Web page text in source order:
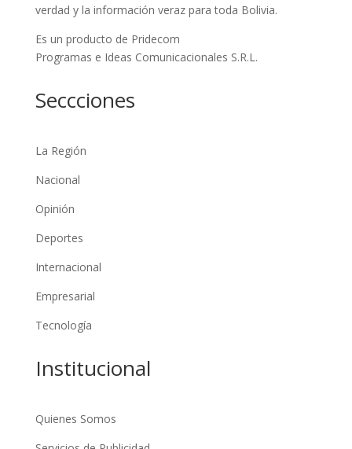
verdad y la información veraz para toda Bolivia.
Es un producto de Pridecom
Programas e Ideas Comunicacionales S.R.L.
Seccciones
La Región
Nacional
Opinión
Deportes
Internacional
Empresarial
Tecnología
Institucional
Quienes Somos